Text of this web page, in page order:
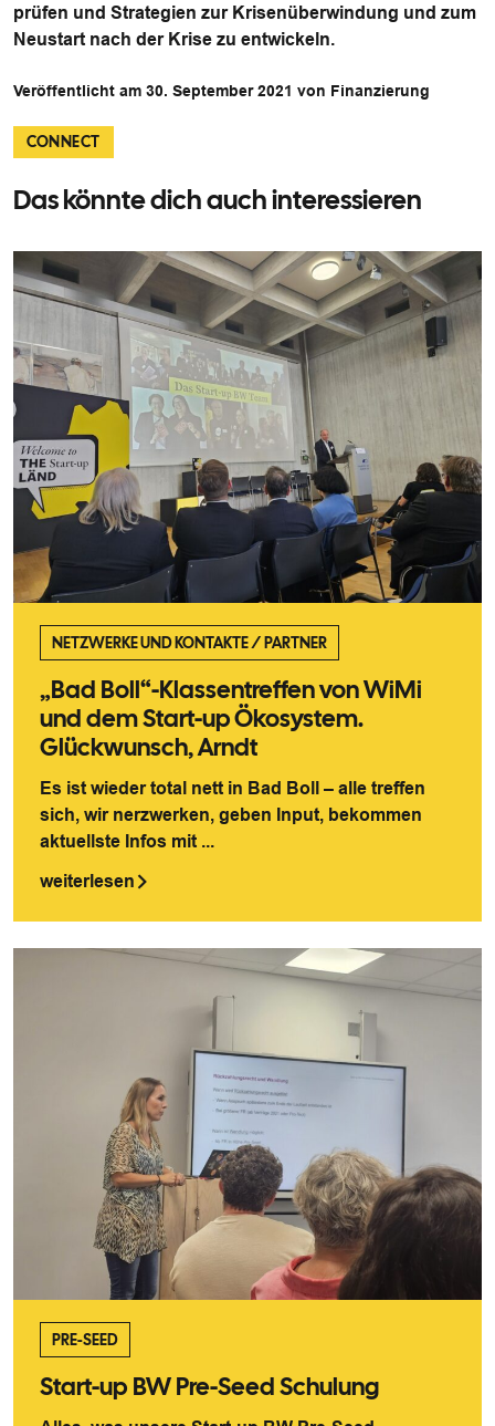
prüfen und Strategien zur Krisenüberwindung und zum
Neustart nach der Krise zu entwickeln.
Veröffentlicht am 30. September 2021 von Finanzierung
CONNECT
Das könnte dich auch interessieren
NETZWERKE UND KONTAKTE/PARTNER
„Bad Boll“-Klassentreffen von WiMi
und dem Start-up Ökosystem.
Glückwunsch, Arndt
Es ist wieder total nett in Bad Boll – alle treffen
sich, wir nerzwerken, geben Input, bekommen
aktuellste Infos mit ...
weiterlesen
PRE-SEED
Start-up BW Pre-Seed Schulung